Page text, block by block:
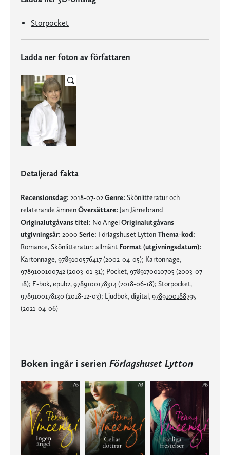
Storpocket
Ladda ner foton av författaren
Detaljerad fakta
Recensionsdag: 2018-07-02Genre: Skönlitteratur och
relaterande ämnenÖversättare: Jan Järnebrand
Originalutgåvans titel: No AngelOriginalutgåvans
utgivningsår: 2000 Serie: Förlagshuset LyttonThema-kod:
Romance, Skönlitteratur: allmänt Format (utgivningsdatum):
Kartonnage, 9789100576417 (2002-04-05); Kartonnage,
9789100100742 (2003-01-31); Pocket, 9789170010705 (2003-07-
18); E-bok, epub2, 9789100178314 (2018-06-18); Storpocket,
9789100178130 (2018-12-03); Ljudbok, digital,9789100188795
(2021-04-06)
Boken ingår i serien Förlagshuset Lytton